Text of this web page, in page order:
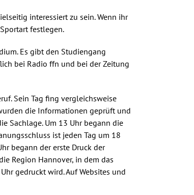
interessiert zu sein. Wenn ihr
festlegen.
Es gibt den Studiengang
bei Radio ffn und bei der Zeitung
Sein Tag fing vergleichsweise
die Informationen geprüft und
Sachlage. Um 13 Uhr begann die
ist jeden Tag um 18
begann der erste Druck der
Region Hannover, in dem das
gedruckt wird. Auf Websites und